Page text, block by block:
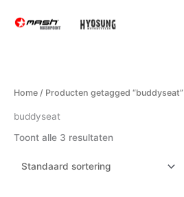
naar
Home / Producten getagged “buddyseat”
buddyseat
Toont alle 3 resultaten